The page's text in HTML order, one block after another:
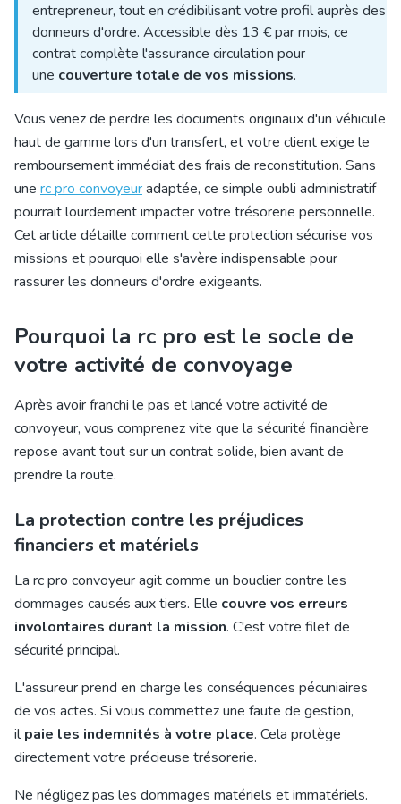
entrepreneur, tout en crédibilisant votre profil auprès des
donneurs d'ordre. Accessible dès 13 € par mois, ce
contrat complète l'assurance circulation pour
une couverture totale de vos missions.
Vous venez de perdre les documents originaux d'un véhicule
haut de gamme lors d'un transfert, et votre client exige le
remboursement immédiat des frais de reconstitution. Sans
une rc pro convoyeuradaptée, ce simple oubli administratif
pourrait lourdement impacter votre trésorerie personnelle.
Cet article détaille comment cette protection sécurise vos
missions et pourquoi elle s'avère indispensable pour
rassurer les donneurs d'ordre exigeants.
Pourquoi la rc pro est le socle de
votre activité de convoyage
Après avoir franchi le pas et lancé votre activité de
convoyeur, vous comprenez vite que la sécurité financière
repose avant tout sur un contrat solide, bien avant de
prendre la route.
La protection contre les préjudices
financiers et matériels
La rc pro convoyeur agit comme un bouclier contre les
dommages causés aux tiers. Elle couvre vos erreurs
involontaires durant la mission. C'est votre filet de
sécurité principal.
L'assureur prend en charge les conséquences pécuniaires
de vos actes. Si vous commettez une faute de gestion,
ilpaie les indemnités à votre place. Cela protège
directement votre précieuse trésorerie.
Ne négligez pas les dommages matériels et immatériels.